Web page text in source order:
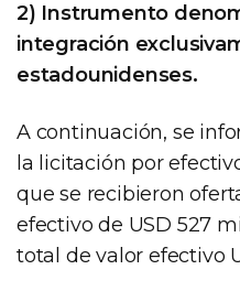
2) Instrumento
integración
estadounidenses.
A continuación, se
la licitación por
que se recibieron
efectivo de USD 527
total de valor efectivo